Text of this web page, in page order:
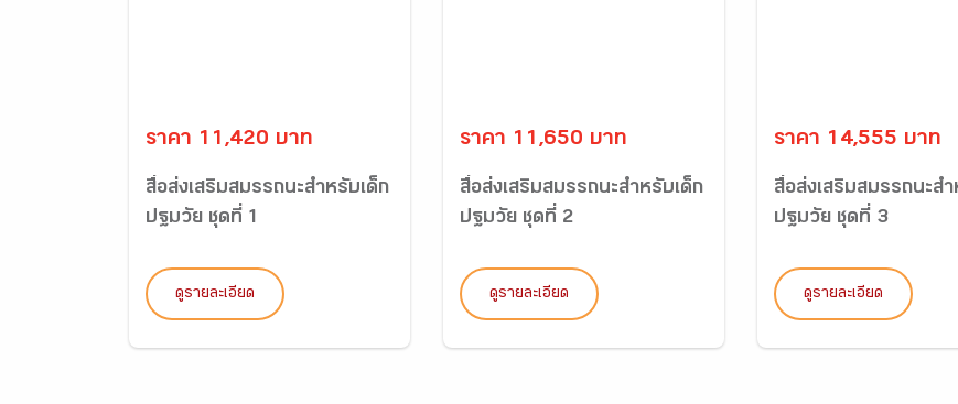
ราคา 11,420 บาท
สื่อส่งเสริมสมรรถนะสำหรับเด็ก
ปฐมวัย ชุดที่ 1
ดูรายละเอียด
ราคา 11,650 บาท
สื่อส่งเสริมสมรรถนะสำหรับเด็ก
ปฐมวัย ชุดที่ 2
ดูรายละเอียด
ราคา 14,555 บาท
สื่อส่งเสริมสมรรถนะส
ปฐมวัย ชุดที่ 3
ดูรายละเอียด